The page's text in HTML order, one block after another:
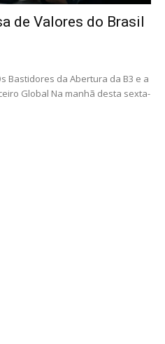
de Valores do Brasil
Bastidores da Abertura da B3 e a
Global Na manhã desta sexta-